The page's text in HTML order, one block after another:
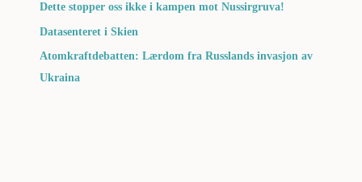
Dette stopper oss ikke i kampen mot Nussirgruva!
Datasenteret i Skien
Atomkraftdebatten: Lærdom fra Russlands invasjon av
Ukraina